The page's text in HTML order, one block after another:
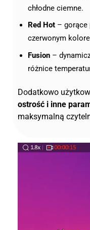
chłodne ciemne.
Red Hot – gorące
czerwonym
Fusion –
różnice
Dodatkowo
ostrość i inne
maksymalną